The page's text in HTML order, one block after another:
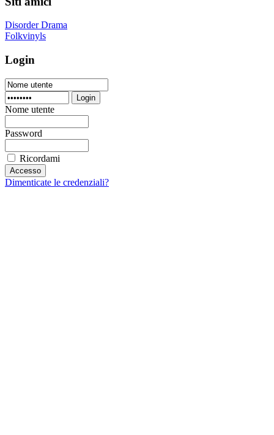
Disorder Drama
Folkvinyls
Login
Login
Nome utente
Password
Ricordami
Dimenticate le credenziali?